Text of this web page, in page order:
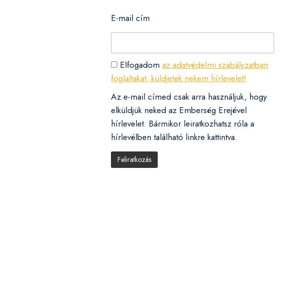
E-mail cím
Elfogadomaz adatvédelmi szabályzatban
foglaltakat, küldjetek nekem hírlevelet!
Az e-mail címed csak arra használjuk, hogy
elküldjük neked az Emberség Erejével
hírlevelet. Bármikor leiratkozhatsz róla a
hírlevélben található linkre kattintva.